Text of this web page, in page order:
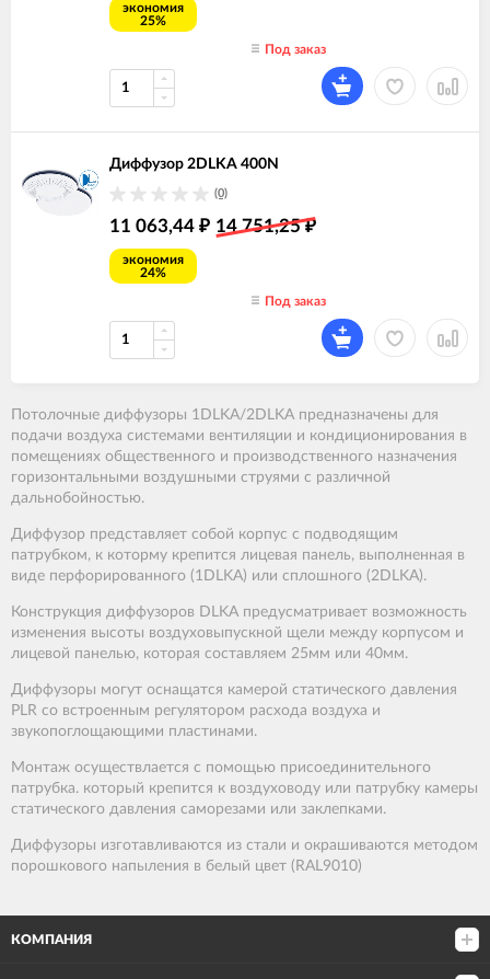
экономия
25%
Под заказ
Диффузор 2DLKA 400N
(0)
11 063,44 ₽ 14 751,25₽
экономия
24%
Под заказ
Потолочные диффузоры 1DLKA/2DLKA предназначены для
подачи воздуха системами вентиляции и кондиционирования в
помещениях общественного и производственного назначения
горизонтальными воздушными струями с различной
дальнобойностью.
Диффузор представляет собой корпус с подводящим
патрубком, к которму крепится лицевая панель, выполненная в
виде перфорированного (1DLKA) или сплошного (2DLKA).
Конструкция диффузоров DLKA предусматривает возможность
изменения высоты воздуховыпускной щели между корпусом и
лицевой панелью, которая составляем 25мм или 40мм.
Диффузоры могут оснащатся камерой статического давления
PLR со встроенным регулятором расхода воздуха и
звукопоглощающими пластинами.
Монтаж осуществлается с помощью присоединительного
патрубка. который крепится к воздуховоду или патрубку камеры
статического давления саморезами или заклепками.
Диффузоры изготавливаются из стали и окрашиваются методом
порошкового напыления в белый цвет (RAL9010)
КОМПАНИЯ